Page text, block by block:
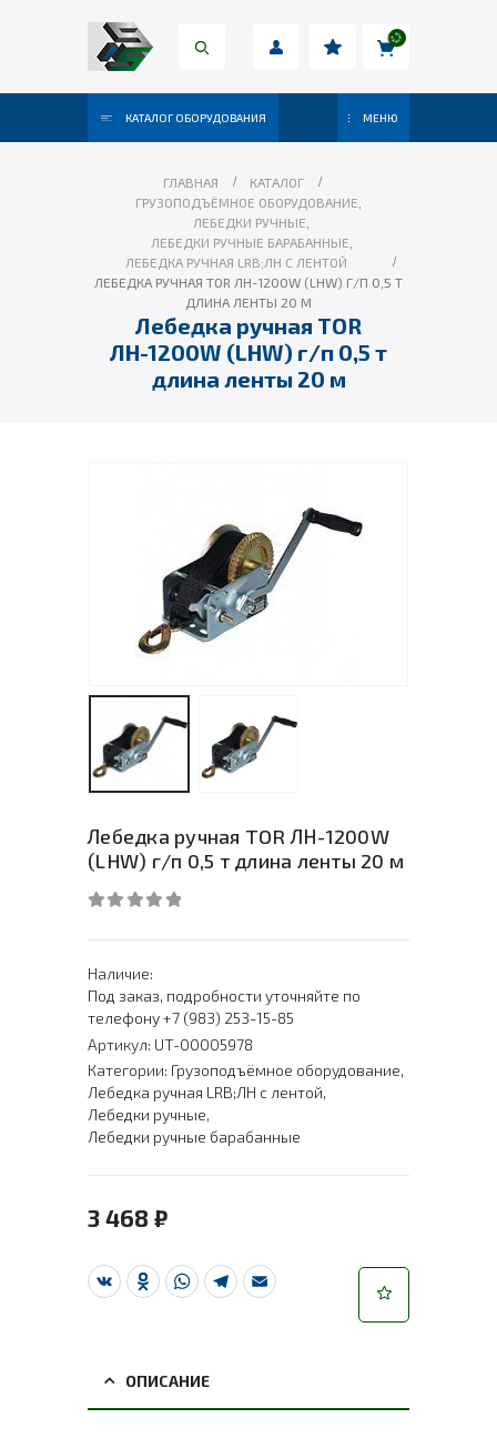
КАТАЛОГ ОБОРУДОВАНИЯ МЕНЮ
ГЛАВНАЯ
КАТАЛОГ
ГРУЗОПОДЪЁМНОЕ ОБОРУДОВАНИЕ
ЛЕБЕДКИ РУЧНЫЕ
ЛЕБЕДКИ РУЧНЫЕ БАРАБАННЫЕ
ЛЕБЕДКА РУЧНАЯ LRB;ЛН С ЛЕНТОЙ
ЛЕБЕДКА РУЧНАЯ TOR ЛН-1200W (LHW) Г/П 0,5 Т
ДЛИНА ЛЕНТЫ 20 М
Лебедка ручная TOR
ЛН-1200W (LHW) г/п 0,5 т
длина ленты 20 м
Лебедка ручная TOR ЛН-1200W
(LHW) г/п 0,5 т длина ленты 20 м
Наличие:
Под заказ, подробности уточняйте по
телефону +7 (983) 253-15-85
Артикул: UT-00005978
Категории: Грузоподъёмное оборудование,
Лебедка ручная LRB;ЛН с лентой,
Лебедки ручные,
Лебедки ручные барабанные
3 468 ₽
VK Odnoklassniki
WhatsApp
Telegram
Email
ОПИСАНИЕ